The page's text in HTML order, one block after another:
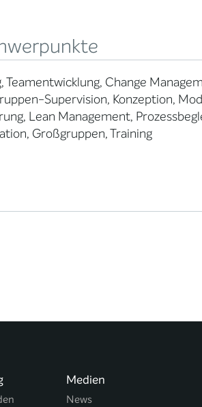
Change
Supervision, Konzeption,
Lean Management,
Großgruppen, Training
Medien
News